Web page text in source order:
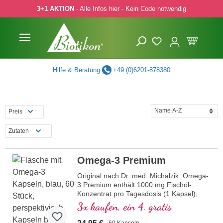
Hauptinhalt springen
Zur Suche springen
Zur Hauptnavigation springen
3+1 AKTION - Alle Infos hier - Kein Code notwendig
Hilfe & Beratung +49 (0)6201-878380
Preis
Zutaten
Omega-3 Premium
Original nach Dr. med. Michalzik: Omega-
3 Premium enthält 1000 mg Fischöl-
Konzentrat pro Tagesdosis (1 Kapsel),
davon 360 mg EPA und 240 mg DHA.
Dieses hochwertige
Nahrungsergänzungsmittel ist reich an
3x kaufen, ein 4. gratis